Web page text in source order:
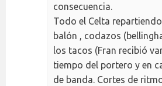
consecuencia.
Todo el Celta
balón , codazos
los tacos (Fran recibió
tiempo del portero y en
de banda. Cortes de